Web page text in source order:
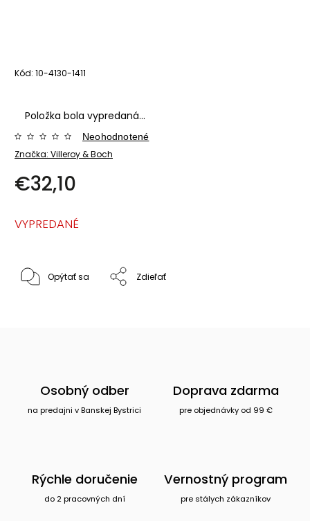
Kód: 10-4130-1411
Položka bola vypredaná…
Značka: Villeroy & Boch
Neohodnotené
€32,10
VYPREDANÉ
Opýtať sa Zdieľať
Osobný odber
na predajni v Banskej Bystrici
Doprava zdarma
pre objednávky od 99 €
Rýchle doručenie
do 2 pracovných dní
Vernostný program
pre stálych zákazníkov